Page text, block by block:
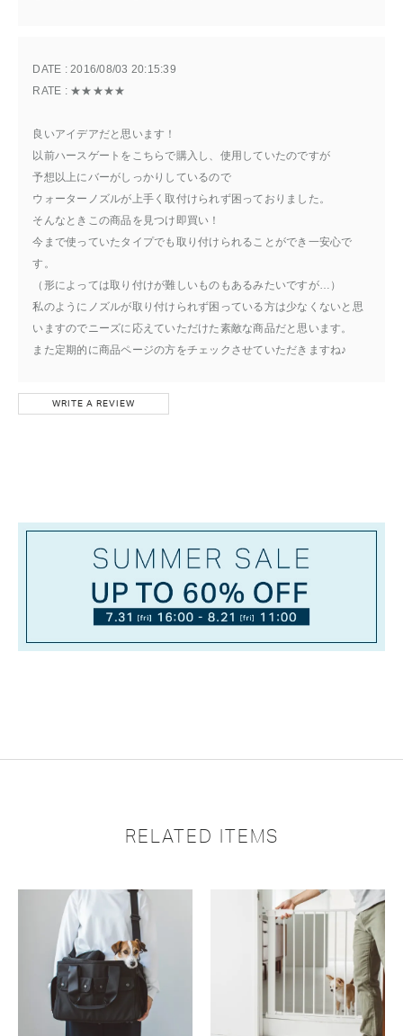
良いアイデアだと思います！
DATE : 2016/08/03 20:15:39
RATE : ★★★★★
以前ハースゲートをこちらで購入し、使用していたのですが
予想以上にバーがしっかりしているので
ウォーターノズルが上手く取付けられず困っておりました。
そんなときこの商品を見つけ即買い！
今まで使っていたタイプでも取り付けられることができ一安心で
す。
（形によっては取り付けが難しいものもあるみたいですが…）
私のようにノズルが取り付けられず困っている方は少なくないと思
いますのでニーズに応えていただけた素敵な商品だと思います。
また定期的に商品ページの方をチェックさせていただきますね♪
WRITE A REVIEW
RELATED ITEMS